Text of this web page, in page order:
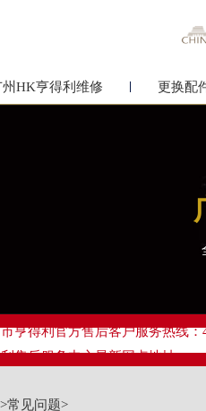
州HK亨得利维修 更换配
亨得利官方售后客户服务热线：
售后服务中心最新网点地址：
东路371-375号世界贸易中心大
>常见问题>